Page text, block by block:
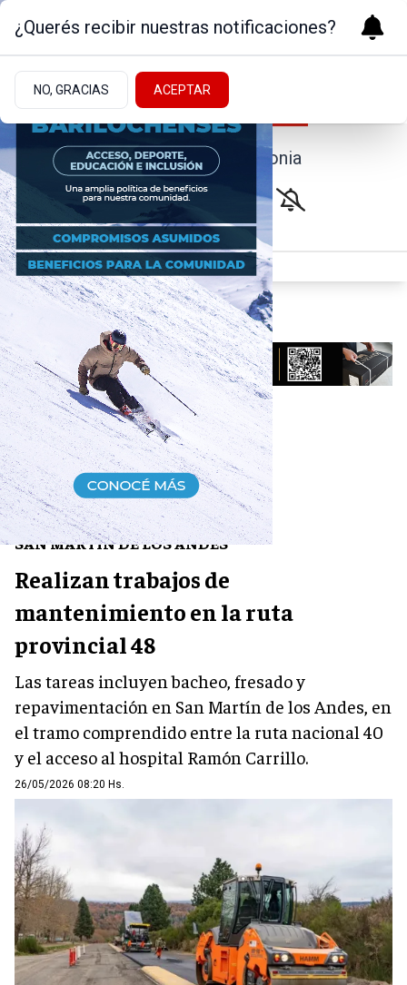
Noticias de la Patagonia
ZONA ANDINA
SAN MARTÍN DE LOS ANDES
Realizan trabajos de
mantenimiento en la ruta
provincial 48
Las tareas incluyen bacheo, fresado y
repavimentación en San Martín de los Andes, en
el tramo comprendido entre la ruta nacional 40
y el acceso al hospital Ramón Carrillo.
26/05/2026 08:20 Hs.
¿Querés recibir nuestras notificaciones?
NO, GRACIAS ACEPTAR